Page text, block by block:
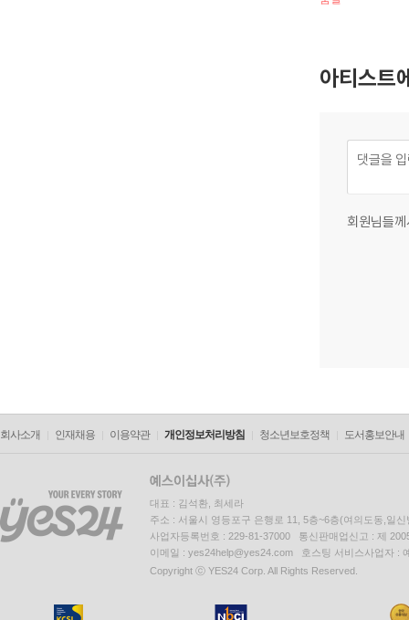
아티스트
회원님들
회사소개 인재채용 이용약관 개인정보처리방침 청소년보호정책 도서홍보안내
대표 : 김석환, 최세라
주소 : 서울시 영등포구 은행로 11, 5층~6층(여의도동,일신
사업자등록번호 : 229-81-37000 통신판매업신고 : 제
이메일 : yes24help@yes24.com 호스팅 서비스사업자 :
Copyright ⓒ YES24 Corp. All Rights Reserved.